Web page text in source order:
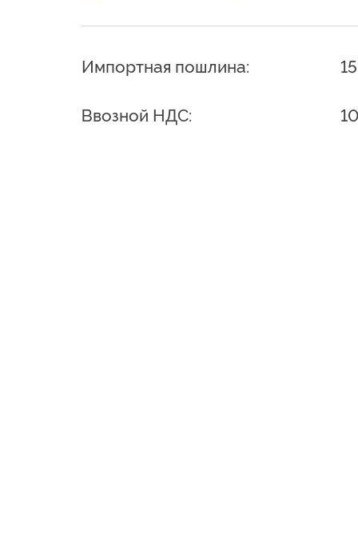
Импортная пошлина:
Ввозной НДС: